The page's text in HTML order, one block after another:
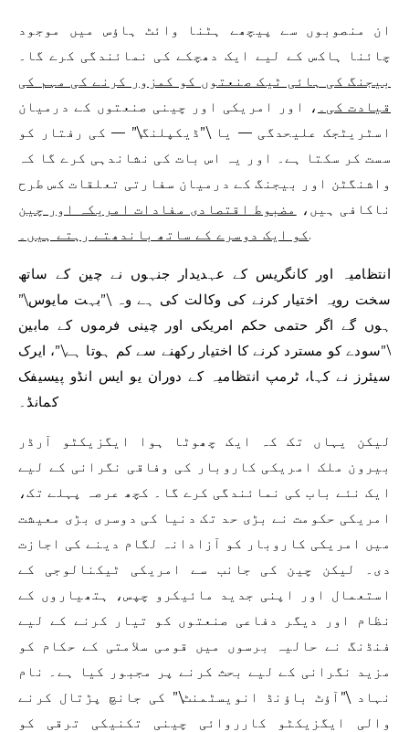
ان منصوبوں سے پیچھے ہٹنا وائٹ ہاؤس میں موجود
چائنا ہاکس کے لیے ایک دھچکے کی نمائندگی کرے گا۔
بیجنگ کی ہائی ٹیک صنعتوں کو کمزور کرنے کی مہم کی
قیادت کی۔ ، اور امریکی اور چینی صنعتوں کے درمیان
اسٹریٹجک علیحدگی — یا \”ڈیکپلنگ\” — کی رفتار کو
سست کر سکتا ہے۔ اور یہ اس بات کی نشاندہی کرے گا کہ
واشنگٹن اور بیجنگ کے درمیان سفارتی تعلقات کس طرح
ناکافی ہیں،
مضبوط اقتصادی مفادات امریکہ اور چین
کو ایک دوسرے کے ساتھ باندھتے رہتے ہیں۔.
انتظامیہ اور کانگریس کے عہدیدار جنہوں نے چین کے ساتھ
سخت رویہ اختیار کرنے کی وکالت کی ہے وہ \”بہت مایوس\”
ہوں گے اگر حتمی حکم امریکی اور چینی فرموں کے مابین
\”سودے کو مسترد کرنے کا اختیار رکھنے سے کم ہوتا ہے\”، ایرک
سیئرز نے کہا، ٹرمپ انتظامیہ کے دوران یو ایس انڈو پیسیفک
کمانڈ۔
لیکن یہاں تک کہ ایک چھوٹا ہوا ایگزیکٹو آرڈر
بیرون ملک امریکی کاروبار کی وفاقی نگرانی کے لیے
ایک نئے باب کی نمائندگی کرے گا۔ کچھ عرصہ پہلے تک،
امریکی حکومت نے بڑی حد تک دنیا کی دوسری بڑی معیشت
میں امریکی کاروبار کو آزادانہ لگام دینے کی اجازت
دی۔ لیکن چین کی جانب سے امریکی ٹیکنالوجی کے
استعمال اور اپنی جدید مائیکرو چپس، ہتھیاروں کے
نظام اور دیگر دفاعی صنعتوں کو تیار کرنے کے لیے
فنڈنگ ​​نے حالیہ برسوں میں قومی سلامتی کے حکام کو
مزید نگرانی کے لیے بحث کرنے پر مجبور کیا ہے۔ نام
نہاد \”آؤٹ باؤنڈ انویسٹمنٹ\” کی جانچ پڑتال کرنے
والی ایگزیکٹو کارروائی چینی تکنیکی ترقی کو